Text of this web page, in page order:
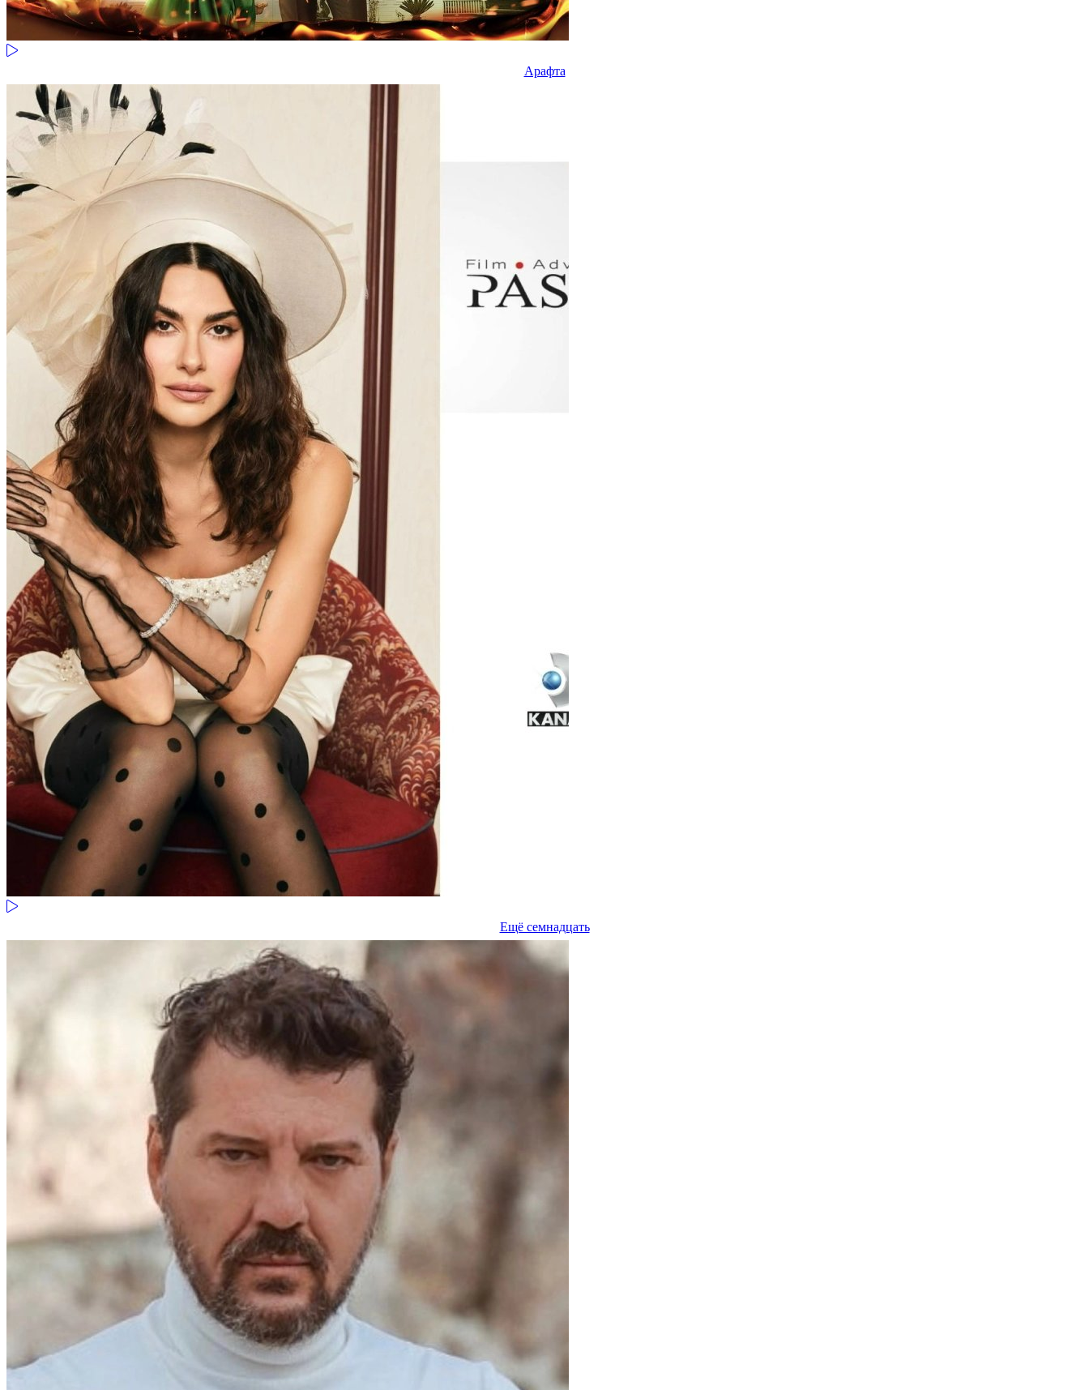
Арафта
Ещё семнадцать